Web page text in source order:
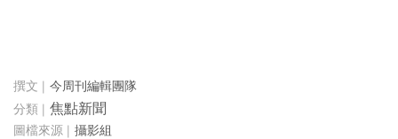
今周刊編輯團隊
焦點新聞
攝影組